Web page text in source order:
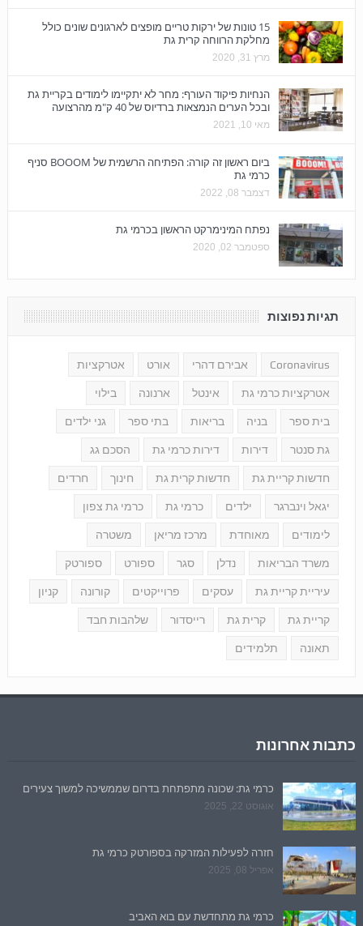
15 טונות של ירקות טריים מופצים לארגונים שונים כולל
מחלקת הרווחה קרית גת
מרץ 31, 2020
הנחיות פיקוד העורף: מחר לא יתקיימו לימודים בקריית גת
ובכל הערים הנמצאות ברדיוס של 40 ק"מ מהרצועה
מאי 10, 2021
ביום ראשון זה קורה: הפתיחה הרשמית של BOOOM סניף
כרמי גת
דצמבר 08, 2022
נפתח המינימרקט הראשון בכרמי גת
ספטמבר 02, 2020
תגיות נפוצות
Coronavirus אבירם דהרי אורט אטרקציות
אטרקציות כרמי גת אינטל ארנונה בילוי
בית ספר בניה בריאות בתי ספר גני ילדים
גת סנטר דירות דירות כרמי גת הסכם גג
חדשות קריית גת חדשות קרית גת חינוך חרדים
יגאל וינברגר ילדים כרמי גת כרמי גת צפון
לימודים מאוחדת מרכז מריאן משטרה
משרד הבריאות נדלן סגר ספורט ספורטק
עיריית קריית גת עסקים פרוייקטים קורונה קניון
קריית גת קרית גת רייסדור שלהבות חבד
תאונה תלמידים
כתבות אחרונות
כרמי גת: שכונה מתפתחת בדרום שממשיכה למשוך צעירים
אוגוסט 22, 2025
חזרה לפעילות המזרקה בספורטק כרמי גת
אפריל 08, 2025
כרמי גת מתחדשת עם בוא האביב